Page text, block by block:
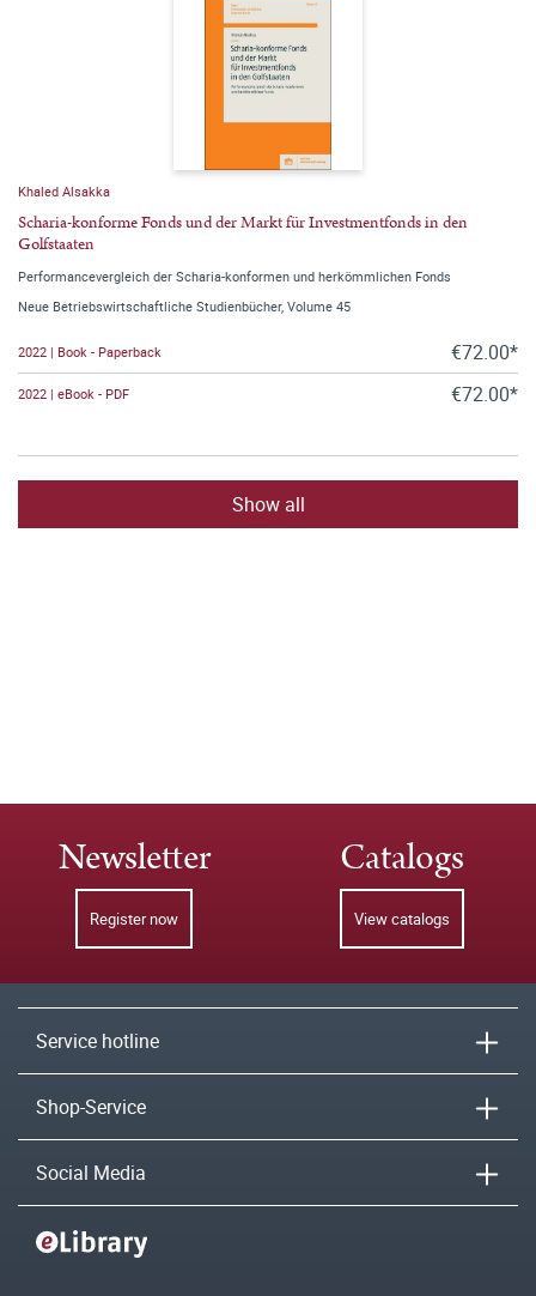
Khaled Alsakka
Scharia-konforme Fonds und der Markt für Investmentfonds in den
Golfstaaten
Performancevergleich der Scharia-konformen und herkömmlichen Fonds
Neue Betriebswirtschaftliche Studienbücher, Volume 45
2022 | Book - Paperback €72.00*
2022 | eBook - PDF €72.00*
Show all
Newsletter
Register now
Catalogs
View catalogs
Service hotline
Shop-Service
Social Media